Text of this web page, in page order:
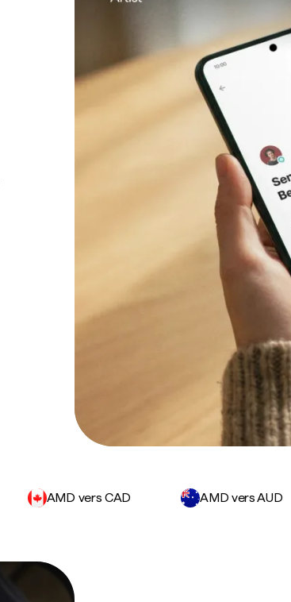
AMD vers CAD AMD vers AUD